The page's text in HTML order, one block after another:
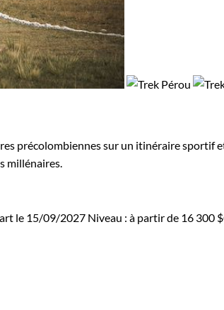
précolombiennes sur un itinéraire
millénaires.
le 15/09/2027 Niveau : à partir de 16 300